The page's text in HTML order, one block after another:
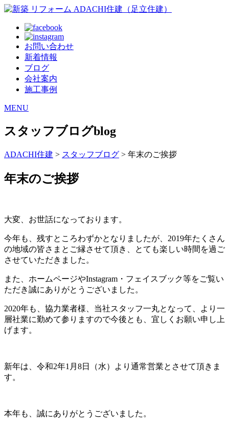
お問い合わせ
新着情報
ブログ
会社案内
施工事例
MENU
スタッフブログblog
ADACHI住建 > スタッフブログ > 年末のご挨拶
年末のご挨拶
大変、お世話になっております。
今年も、残すところわずかとなりましたが、2019年たくさん
の地域の皆さまとご縁させて頂き、とても楽しい時間を過ご
させていただきました。
また、ホームページやInstagram・フェイスブック等をご覧い
ただき誠にありがとうございました。
2020年も、協力業者様、当社スタッフ一丸となって、より一
層社業に勤めて参りますので今後とも、宜しくお願い申し上
げます。
新年は、令和2年1月8日（水）より通常営業とさせて頂きま
す。
本年も、誠にありがとうございました。